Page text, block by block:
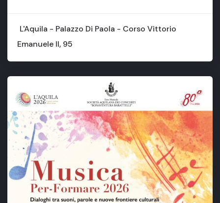
L'Aquila - Palazzo Di Paola - Corso Vittorio
Emanuele II, 95